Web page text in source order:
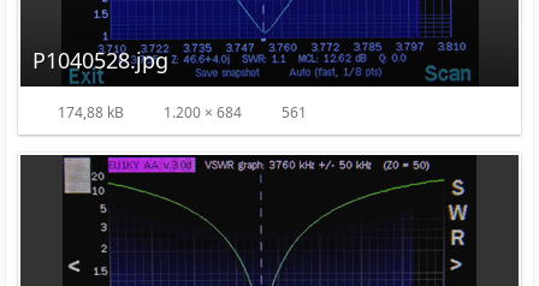
P1040528.jpg
174,88 kB 1.200 × 684 561